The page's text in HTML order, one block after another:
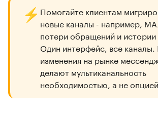
⚡ Помогайте клиентам
новые каналы - например,
потери обращений и истории
Один интерфейс, все каналы.
изменения на рынке
делают мультиканальность
необходимостью, а не опцией.